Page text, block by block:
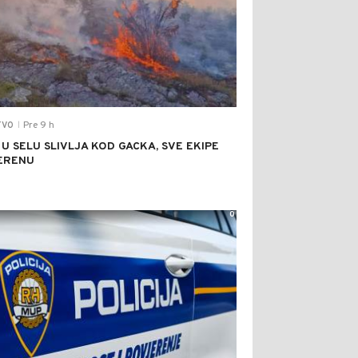
Pre 9 h
SELU SLIVLJA KOD GACKA, SVE EKIPE
0